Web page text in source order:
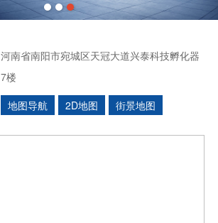
河南省南阳市宛城区天冠大道兴泰科技孵化器
7楼
地图导航
2D地图 街景地图